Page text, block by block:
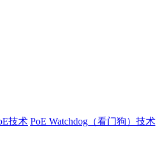
技术 PoE Watchdog（看门狗）技术